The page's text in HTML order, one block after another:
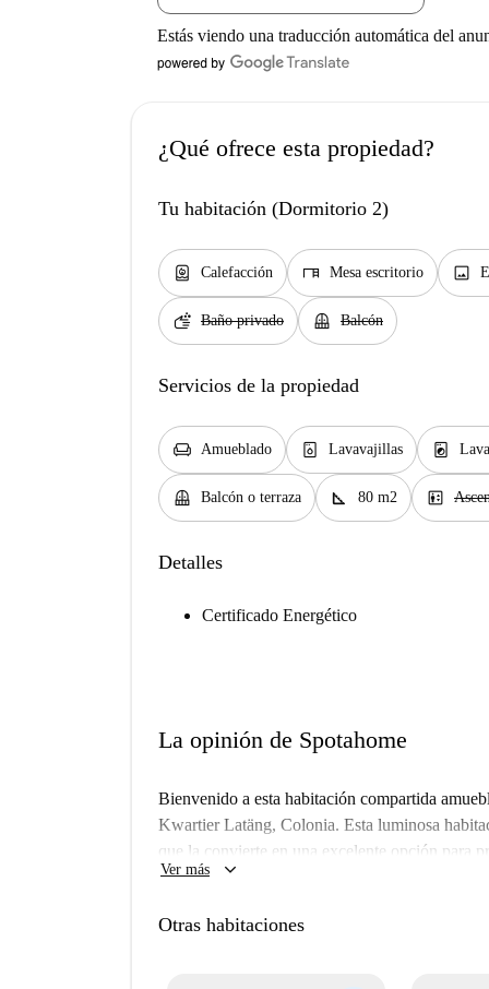
Estás viendo una traducción automática del
¿Qué ofrece esta propiedad?
Tu habitación (Dormitorio 2)
water_heater Calefacción desk Mesa escritorio image
soap Baño privado balcony Balcón
Servicios de la propiedad
chair Amueblado dishwasher_gen Lavavajillas local_laundry_service
balcony Balcón o terraza square_foot 80 m2 elevator
Detalles
Certificado Energético
La opinión de Spotahome
Bienvenido a esta habitación compartida
Kwartier Latäng, Colonia. Esta luminosa
que la convierte en una excelente opción para
mascotas. Todos los gastos, incluyendo
todos los propietarios son cuidadosamente
Ver más keyboard_arrow_down
Otras habitaciones